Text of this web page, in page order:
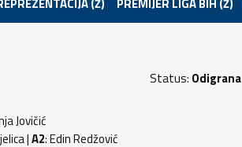
Status: Odigrana
Jovičić
|A2: Edin Redžović